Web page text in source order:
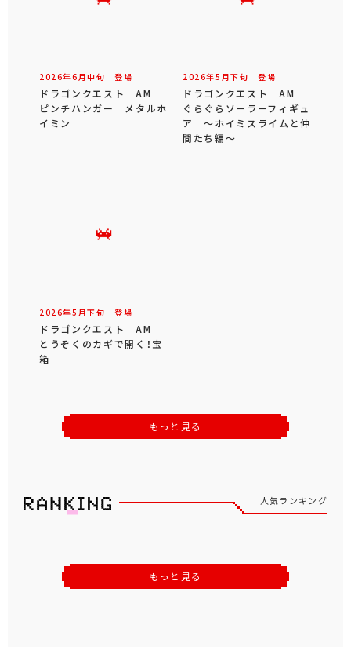
2026年6 月中旬 登場
ドラゴンクエスト AM
ピンチハンガー メタルホ
イミン
2026年5 月下旬 登場
ドラゴンクエスト AM
ぐらぐらソーラーフィギュ
ア ～ホイミスライムと仲
間たち編～
2026年5 月下旬 登場
ドラゴンクエスト AM
とうぞくのカギで開く！宝
箱
もっと見る
人気ランキング
もっと見る